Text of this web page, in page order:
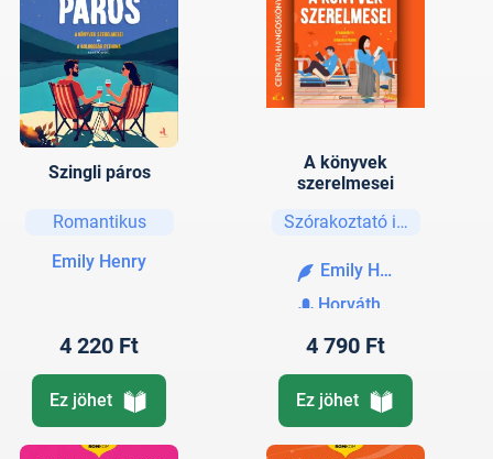
Szingli páros
Romantikus
Emily Henry
4 220 Ft
Ez jöhet
A könyvek
szerelmesei
Szórakoztató irodalom
Emily Henry
Horváth Lili
4 790 Ft
Ez jöhet